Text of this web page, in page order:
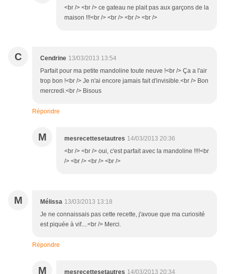
<br /> <br /> ce gateau ne plait pas aux garçons de la
maison !!!<br /> <br /> <br /> <br />
C Cendrine 13/03/2013 13:54
Parfait pour ma petite mandoline toute neuve !<br /> Ça a l'air
trop bon !<br /> Je n'ai encore jamais fait d'invisible.<br /> Bon
mercredi.<br /> Bisous
Répondre
M mesrecettesetautres 14/03/2013 20:36
<br /> <br /> oui, c'est parfait avec la mandoline !!!!<br
/> <br /> <br /> <br />
M Mélissa 13/03/2013 13:18
Je ne connaissais pas cette recette, j'avoue que ma curiosité
est piquée à vif....<br /> Merci.
Répondre
M mesrecettesetautres 14/03/2013 20:34